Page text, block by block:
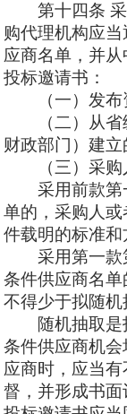
第十四条
购代理机构应
应商名单，并从
投标邀请书：
（一）发
（二）从
财政部门）建立
（三）采
采用前款第
单的，采购人
件载明的标准和
采用第一款
条件供应商名
不得少于拟随机
随机抽取
条件供应商机
应商时，应当
督，并形成书面